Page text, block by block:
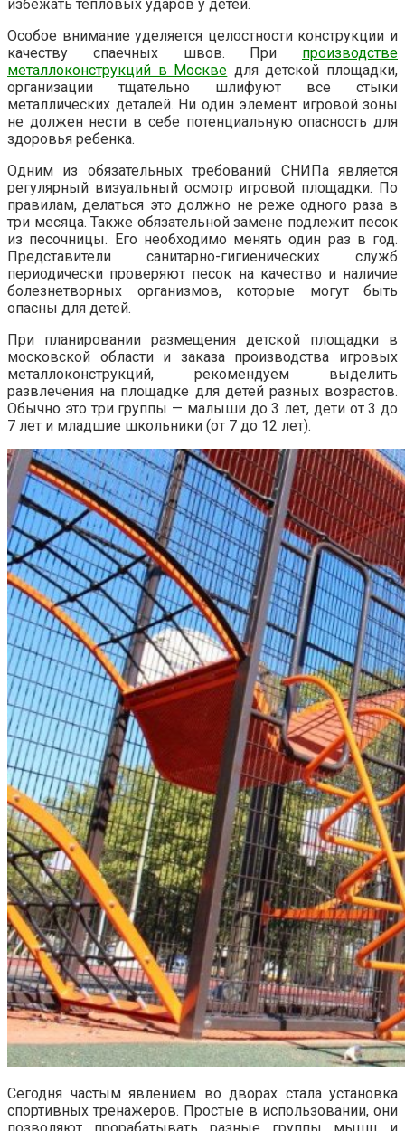
избежать тепловых ударов у детей.
Особое внимание уделяется целостности конструкции и
качеству спаечных швов. При производстве
металлоконструкций в Москве для детской площадки,
организации тщательно шлифуют все стыки
металлических деталей. Ни один элемент игровой зоны
не должен нести в себе потенциальную опасность для
здоровья ребенка.
Одним из обязательных требований СНИПа является
регулярный визуальный осмотр игровой площадки. По
правилам, делаться это должно не реже одного раза в
три месяца. Также обязательной замене подлежит песок
из песочницы. Его необходимо менять один раз в год.
Представители санитарно-гигиенических служб
периодически проверяют песок на качество и наличие
болезнетворных организмов, которые могут быть
опасны для детей.
При планировании размещения детской площадки в
московской области и заказа производства игровых
металлоконструкций, рекомендуем выделить
развлечения на площадке для детей разных возрастов.
Обычно это три группы — малыши до 3 лет, дети от 3 до
7 лет и младшие школьники (от 7 до 12 лет).
Сегодня частым явлением во дворах стала установка
спортивных тренажеров. Простые в использовании, они